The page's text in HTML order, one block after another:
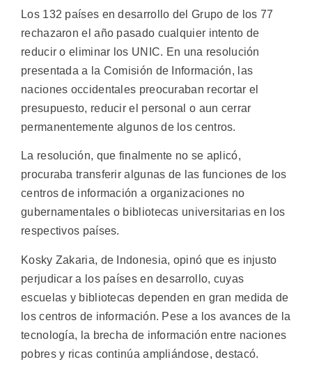
Los 132 países en desarrollo del Grupo de los 77
rechazaron el año pasado cualquier intento de
reducir o eliminar los UNIC. En una resolución
presentada a la Comisión de Información, las
naciones occidentales preocuraban recortar el
presupuesto, reducir el personal o aun cerrar
permanentemente algunos de los centros.
La resolución, que finalmente no se aplicó,
procuraba transferir algunas de las funciones de los
centros de información a organizaciones no
gubernamentales o bibliotecas universitarias en los
respectivos países.
Kosky Zakaria, de Indonesia, opinó que es injusto
perjudicar a los países en desarrollo, cuyas
escuelas y bibliotecas dependen en gran medida de
los centros de información. Pese a los avances de la
tecnología, la brecha de información entre naciones
pobres y ricas continúa ampliándose, destacó.